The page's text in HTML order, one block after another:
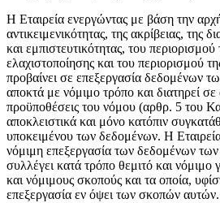
Η Εταιρεία ενεργώντας με βάση την
αντικειμενικότητας, της ακρίβειας, της
και εμπιστευτικότητας, του
ελαχιστοποίησης και του περιορισμού
προβαίνει σε επεξεργασία δεδομένων
αποκτά με νόμιμο τρόπο και διατηρεί
προϋποθέσεις του νόμου (αρθρ. 5 του
αποκλειστικά και μόνο κατόπιν
υποκειμένου των δεδομένων. Η
νόμιμη επεξεργασία των δεδομένων
συλλέγει κατά τρόπο θεμιτό και νόμιμο
και νόμιμους σκοπούς και τα οποία,
επεξεργασία εν όψει των σκοπών αυτών.